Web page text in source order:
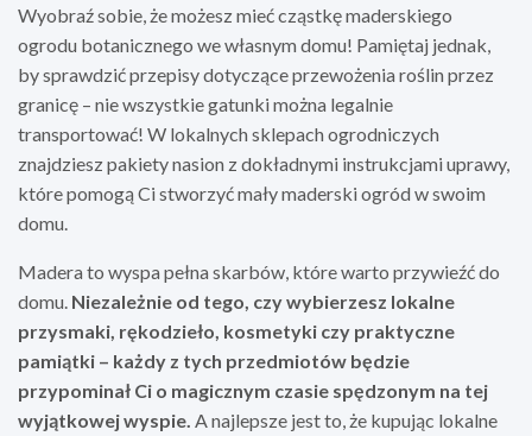
Wyobraź sobie, że możesz mieć cząstkę maderskiego
ogrodu botanicznego we własnym domu! Pamiętaj jednak,
by sprawdzić przepisy dotyczące przewożenia roślin przez
granicę – nie wszystkie gatunki można legalnie
transportować! W lokalnych sklepach ogrodniczych
znajdziesz pakiety nasion z dokładnymi instrukcjami uprawy,
które pomogą Ci stworzyć mały maderski ogród w swoim
domu.
Madera to wyspa pełna skarbów, które warto przywieźć do
domu. Niezależnie od tego, czy wybierzesz lokalne
przysmaki, rękodzieło, kosmetyki czy praktyczne
pamiątki – każdy z tych przedmiotów będzie
przypominał Ci o magicznym czasie spędzonym na tej
wyjątkowej wyspie. A najlepsze jest to, że kupując lokalne